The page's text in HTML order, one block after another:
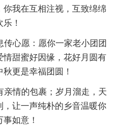
我在互相注视，互致绵绵
！
传心愿：愿你一家老小团团
情甜蜜好因缘，花好月圆有
更是幸福团圆！
亲情的包裹；岁月溜走，天
让一声纯朴的乡音温暖你
如意！